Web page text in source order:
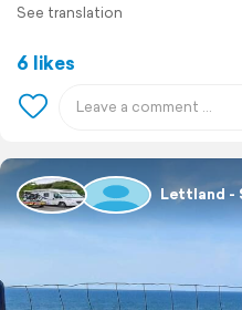
See translation
6 likes
Lettland -